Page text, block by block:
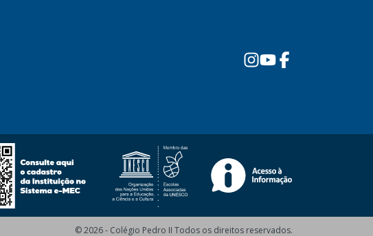
© 2026 - Colégio Pedro II Todos os direitos reservados.